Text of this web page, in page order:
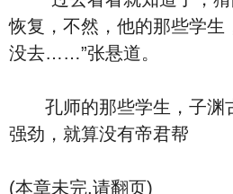
恢复，不然，他的那些学生
没去……”张悬道。
孔师的那些学生，子渊
强劲，就算没有帝君帮
(本章未完,请翻页)